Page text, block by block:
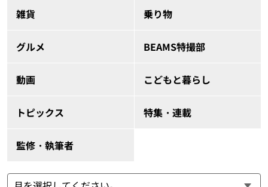
雑貨 乗り物
グルメ BEAMS特撮部
動画 こどもと暮らし
トピックス 特集・連載
監修・執筆者